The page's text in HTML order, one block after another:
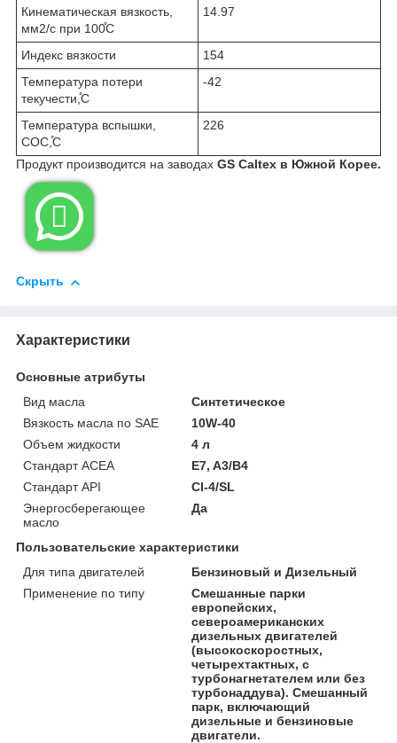
Кинематическая вязкость,
мм2/с при 100̊C
14.97
Индекс вязкости
154
Температура потери
текучести,̊C
-42
Температура вспышки,
COC,̊C
226
Продукт производится на заводах GS Caltex в Южной Корее.

Скрыть
Характеристики
Основные атрибуты
Вид масла
Синтетическое
Вязкость масла по SAE
10W-40
Объем жидкости
4 л
Стандарт ACEA
E7, A3/B4
Стандарт API
CI-4/SL
Энергосберегающее
масло
Да
Пользовательские характеристики
Для типа двигателей
Бензиновый и Дизельный
Применение по типу
Смешанные парки
европейских,
североамериканских
дизельных двигателей
(высокоскоростных,
четырехтактных, с
турбонагнетателем или без
турбонаддува). Смешанный
парк, включающий
дизельные и бензиновые
двигатели.